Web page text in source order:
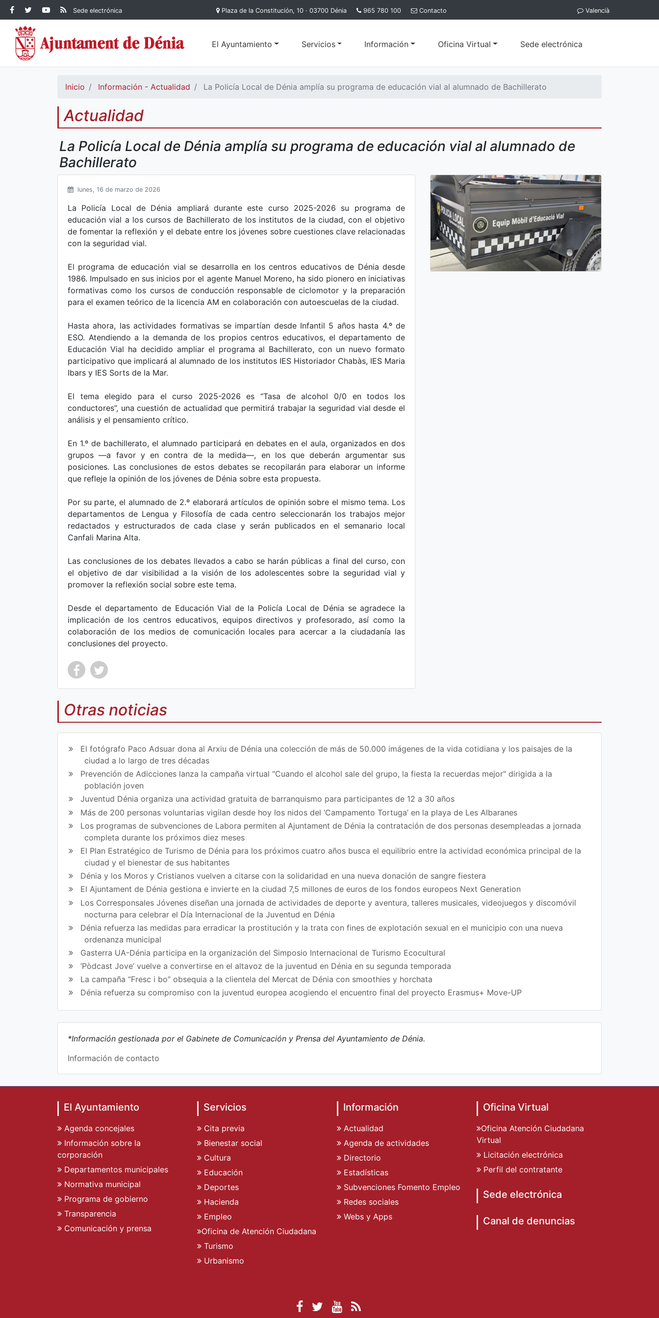
Contenido principal
Facebook Ayuntamiento de
Dénia
Ayuntamiento de Dénia
YouTube
Ayuntamiento de
RSS Actualidad
Ayuntamiento de
Sede electrónica Plaza de la Constitución, 10 · 03700 Dénia 965 780 100 Contacto Valencià
El Ayuntamiento Servicios Información Oficina Virtual Sede electrónica
Inicio Información - Actualidad La Policía Local de Dénia amplía su programa de educación vial al alumnado de Bachillerato
Actualidad
La Policía Local de Dénia amplía su programa de educación vial al alumnado de
Bachillerato
lunes, 16 de marzo de 2026
La Policía Local de Dénia ampliará durante este curso 2025-2026 su programa de
educación vial a los cursos de Bachillerato de los institutos de la ciudad, con el objetivo
de fomentar la reflexión y el debate entre los jóvenes sobre cuestiones clave relacionadas
con la seguridad vial.
El programa de educación vial se desarrolla en los centros educativos de Dénia desde
1986. Impulsado en sus inicios por el agente Manuel Moreno, ha sido pionero en iniciativas
formativas como los cursos de conducción responsable de ciclomotor y la preparación
para el examen teórico de la licencia AM en colaboración con autoescuelas de la ciudad.
Hasta ahora, las actividades formativas se impartían desde Infantil 5 años hasta 4.º de
ESO. Atendiendo a la demanda de los propios centros educativos, el departamento de
Educación Vial ha decidido ampliar el programa al Bachillerato, con un nuevo formato
participativo que implicará al alumnado de los institutos IES Historiador Chabàs, IES Maria
Ibars y IES Sorts de la Mar.
El tema elegido para el curso 2025-2026 es “Tasa de alcohol 0/0 en todos los
conductores”, una cuestión de actualidad que permitirá trabajar la seguridad vial desde el
análisis y el pensamiento crítico.
En 1.º de bachillerato, el alumnado participará en debates en el aula, organizados en dos
grupos —a favor y en contra de la medida—, en los que deberán argumentar sus
posiciones. Las conclusiones de estos debates se recopilarán para elaborar un informe
que refleje la opinión de los jóvenes de Dénia sobre esta propuesta.
Por su parte, el alumnado de 2.º elaborará artículos de opinión sobre el mismo tema. Los
departamentos de Lengua y Filosofía de cada centro seleccionarán los trabajos mejor
redactados y estructurados de cada clase y serán publicados en el semanario local
Canfali Marina Alta.
Las conclusiones de los debates llevados a cabo se harán públicas a final del curso, con
el objetivo de dar visibilidad a la visión de los adolescentes sobre la seguridad vial y
promover la reflexión social sobre este tema.
Desde el departamento de Educación Vial de la Policía Local de Dénia se agradece la
implicación de los centros educativos, equipos directivos y profesorado, así como la
colaboración de los medios de comunicación locales para acercar a la ciudadanía las
conclusiones del proyecto.
Co
art
ir
en
Fa
ce
bo
ok
Co
art
ir
en
Tw
itt
er
Otras noticias
El fotógrafo Paco Adsuar dona al Arxiu de Dénia una colección de más de 50.000 imágenes de la vida cotidiana y los paisajes de la
ciudad a lo largo de tres décadas
Prevención de Adicciones lanza la campaña virtual "Cuando el alcohol sale del grupo, la fiesta la recuerdas mejor" dirigida a la
población joven
Juventud Dénia organiza una actividad gratuita de barranquismo para participantes de 12 a 30 años
Más de 200 personas voluntarias vigilan desde hoy los nidos del ‘Campamento Tortuga’ en la playa de Les Albaranes
Los programas de subvenciones de Labora permiten al Ajuntament de Dénia la contratación de dos personas desempleadas a jornada
completa durante los próximos diez meses
El Plan Estratégico de Turismo de Dénia para los próximos cuatro años busca el equilibrio entre la actividad económica principal de la
ciudad y el bienestar de sus habitantes
Dénia y los Moros y Cristianos vuelven a citarse con la solidaridad en una nueva donación de sangre fiestera
El Ajuntament de Dénia gestiona e invierte en la ciudad 7,5 millones de euros de los fondos europeos Next Generation
Los Corresponsales Jóvenes diseñan una jornada de actividades de deporte y aventura, talleres musicales, videojuegos y discomóvil
nocturna para celebrar el Día Internacional de la Juventud en Dénia
Dénia refuerza las medidas para erradicar la prostitución y la trata con fines de explotación sexual en el municipio con una nueva
ordenanza municipal
Gasterra UA-Dénia participa en la organización del Simposio Internacional de Turismo Ecocultural
‘Pòdcast Jove’ vuelve a convertirse en el altavoz de la juventud en Dénia en su segunda temporada
La campaña “Fresc i bo” obsequia a la clientela del Mercat de Dénia con smoothies y horchata
Dénia refuerza su compromiso con la juventud europea acogiendo el encuentro final del proyecto Erasmus+ Move-UP
*Información gestionada por el Gabinete de Comunicación y Prensa del Ayuntamiento de Dénia.
Información de contacto
El Ayuntamiento
Agenda concejales
Información sobre la
corporación
Departamentos municipales
Normativa municipal
Programa de gobierno
Transparencia
Comunicación y prensa
Servicios
Cita previa
Bienestar social
Cultura
Educación
Deportes
Hacienda
Empleo
Oficina de Atención Ciudadana
Turismo
Urbanismo
Información
Actualidad
Agenda de actividades
Directorio
Estadísticas
Subvenciones Fomento Empleo
Redes sociales
Webs y Apps
Oficina Virtual
Oficina Atención Ciudadana
Virtual
Licitación electrónica
Perfil del contratante
Sede electrónica
Canal de denuncias
Facebook Ayuntamiento de Dénia
Twitter Ayuntamiento de Dénia
YouTube Ayuntamiento de Dénia